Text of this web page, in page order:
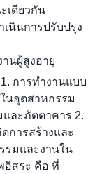
เดียวกัน
นินการปรับปรุง
นผู้สูงอายุ
การทำงานแบบ
นอุตสาหกรรม
ละภัตตาคาร 2.
การสร้างและ
มและงานใน
อิสระ คือ ที่